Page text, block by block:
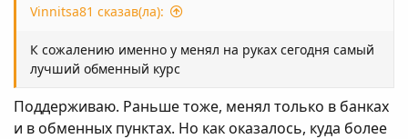
Vinnitsa81 сказав(ла):
К сожалению именно у менял на руках сегодня самый
лучший обменный курс
Поддерживаю. Раньше тоже, менял только в банках
и в обменных пунктах. Но как оказалось, куда более